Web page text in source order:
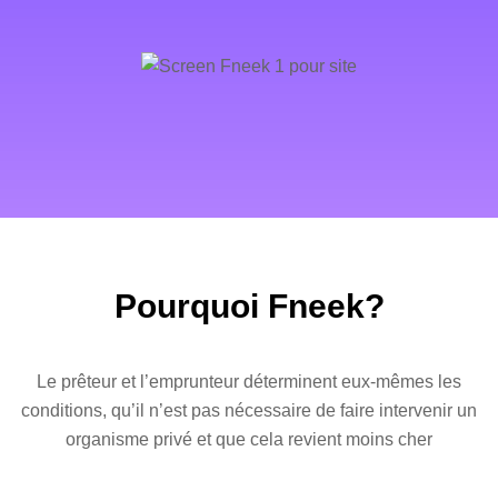
Pourquoi Fneek?
Le prêteur et l’emprunteur déterminent eux-mêmes les
conditions, qu’il n’est pas nécessaire de faire intervenir un
organisme privé et que cela revient moins cher